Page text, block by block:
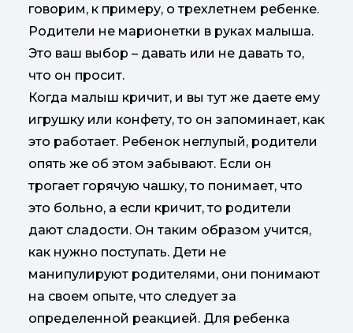
говорим, к примеру, о трехлетнем ребенке.
Родители не марионетки в руках малыша.
Это ваш выбор – давать или не давать то,
что он просит.
Когда малыш кричит, и вы тут же даете ему
игрушку или конфету, то он запоминает, как
это работает. Ребенок неглупый, родители
опять же об этом забывают. Если он
трогает горячую чашку, то понимает, что
это больно, а если кричит, то родители
дают сладости. Он таким образом учится,
как нужно поступать. Дети не
манипулируют родителями, они понимают
на своем опыте, что следует за
определенной реакцией. Для ребенка